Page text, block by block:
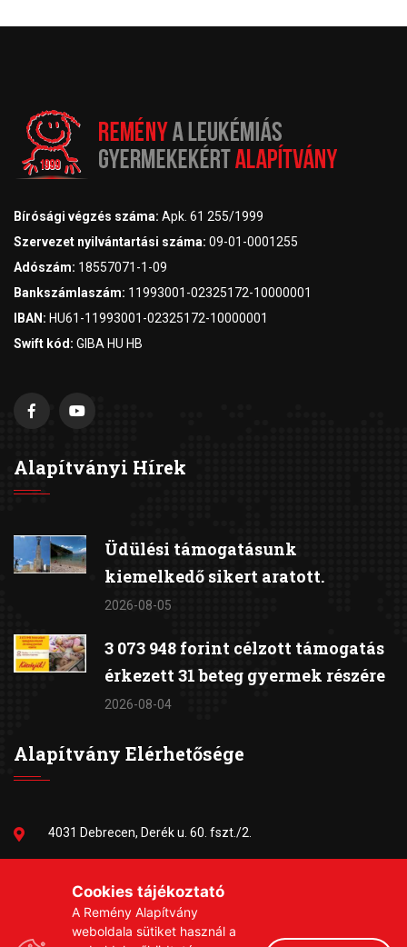
Bírósági végzés száma: Apk. 61 255/1999
Szervezet nyilvántartási száma: 09-01-0001255
Adószám: 18557071-1-09
Bankszámlaszám: 11993001-02325172-10000001
IBAN: HU61-11993001-02325172-10000001
Swift kód: GIBA HU HB
Alapítványi Hírek
Üdülési támogatásunk
kiemelkedő sikert aratott.
2026-08-05
3 073 948 forint célzott támogatás
érkezett 31 beteg gyermek részére
2026-08-04
Alapítvány Elérhetősége
4031 Debrecen, Derék u. 60. fszt./2.
remeny1999@gmail.com
Cookies tájékoztató
A Remény Alapítvány
weboldala sütiket használ a